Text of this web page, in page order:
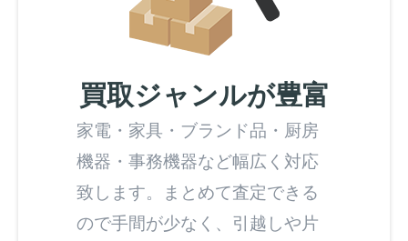
買取ジャンルが豊富
家電・家具・ブランド品・厨房
機器・事務機器など幅広く対応
致します。まとめて査定できる
ので手間が少なく、引越しや片